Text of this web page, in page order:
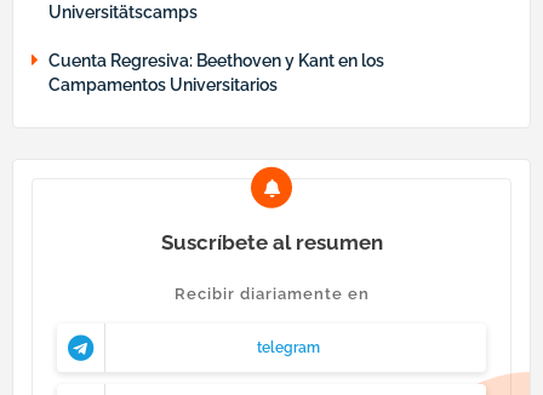
Universitätscamps
Cuenta Regresiva: Beethoven y Kant en los
Campamentos Universitarios
Suscríbete al resumen
Recibir diariamente en
telegram